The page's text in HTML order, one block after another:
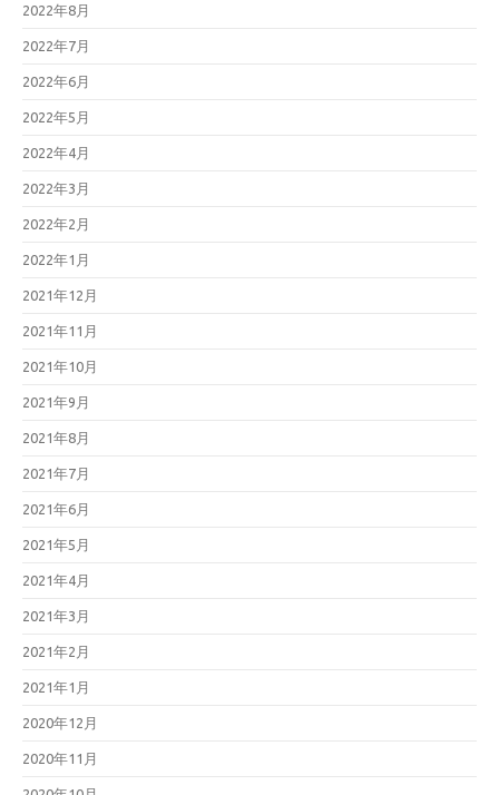
2022年8月
2022年7月
2022年6月
2022年5月
2022年4月
2022年3月
2022年2月
2022年1月
2021年12月
2021年11月
2021年10月
2021年9月
2021年8月
2021年7月
2021年6月
2021年5月
2021年4月
2021年3月
2021年2月
2021年1月
2020年12月
2020年11月